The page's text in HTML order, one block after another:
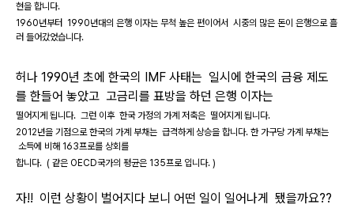
현을 합니다.
1960년부터 1990년대의 은행 이자는 무척 높은 편이어서 시중의 많은 돈이 은행으로 흘
러 들어갔었습니다.
허나 1990년 초에 한국의 IMF 사태는 일시에 한국의 금융 제도
를 한들어 놓았고 고금리를 표방을 하던 은행 이자는
떨어지게 됩니다. 그런 이후 한국 가정의 가계 저축은 떨어지게 됩니다.
2012년을 기점으로 한국의 가계 부채는 급격하게 상승을 합니다. 한 가구당 가계 부채는
소득에 비해 163프로를 상회를
합니다. ( 같은 OECD국가의 평균은 135프로 입니다. )
자!! 이런 상황이 벌어지다 보니 어떤 일이 일어나게 됐을까요??